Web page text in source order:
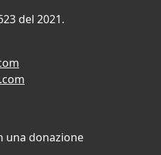
del 2021.
una donazione